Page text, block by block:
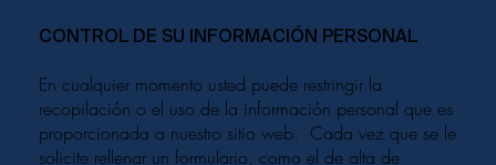
​CONTROL DE SU INFORMACIÓN PERSONAL
En cualquier momento usted puede restringir la
recopilación o el uso de la información personal que es
proporcionada a nuestro sitio web. Cada vez que se le
solicite rellenar un formulario, como el de alta de